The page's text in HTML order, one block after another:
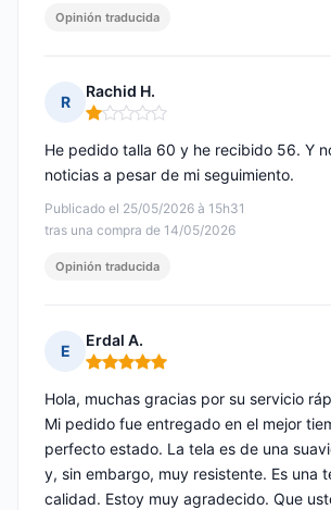
Opinión traducida
R
Rachid H.
Nota: 1 de 5
Publicado el 25/05/2026 à 15h31
tras una compra de 14/05/2026
He pedido talla 60 y he recibido 56. Y
noticias a pesar de mi seguimiento.
Opinión traducida
E
Erdal A.
Nota: 5 de 5
Hola, muchas gracias por su servicio
Mi pedido fue entregado en el mejor
perfecto estado. La tela es de una
y, sin embargo, muy resistente. Es una
calidad. Estoy muy agradecido. Que